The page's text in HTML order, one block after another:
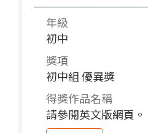
年級
初中
獎項
初中組 優異獎
得獎作品名稱
請參閱英文版網頁。